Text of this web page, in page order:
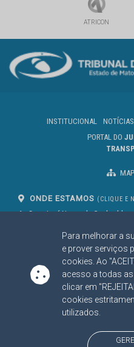
Para melhorar a
e prover serviços
cookies. Ao
acesso a todas
clicar em
cookies
utilizados.
ATRICON
INSTITUCIONAL NOTÍCIAS
PORTAL DO
ONDE ESTAMOS (CLIQUE E
Av. Des. José Nunes da Cunha,
Campo Grande/MS
CEP: 79031-310
SIGA NOSSAS REDES
Linked InYoutube
Facebook
X
BAIXE NOSSO